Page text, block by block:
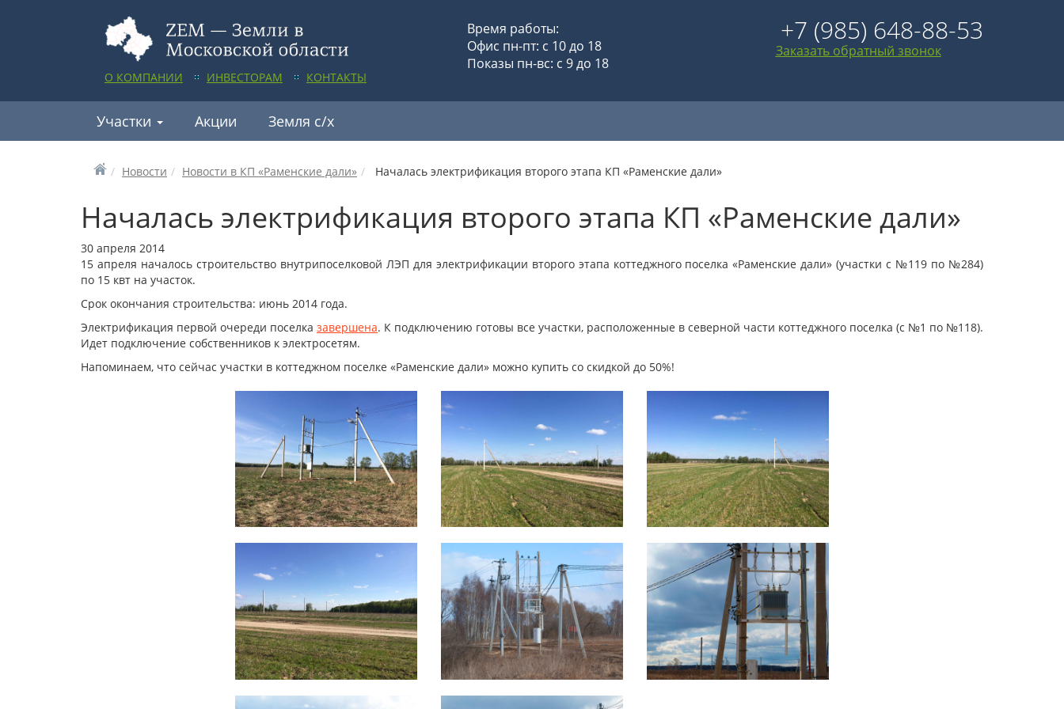
О КОМПАНИИ ИНВЕСТОРАМ КОНТАКТЫ
Время работы:
Офис пн-пт: с 10 до 18
Показы пн-вс: с 9 до 18
+7 (985) 648-88-53
Заказать обратный звонок
Участки Акции Земля с/х
Новости Новости в КП «Раменские дали» Началась электрификация второго этапа КП «Раменские дали»
Началась электрификация второго этапа КП «Раменские дали»
30 апреля 2014
15 апреля началось строительство внутрипоселковой ЛЭП для электрификации второго этапа коттеджного поселка «Раменские дали» (участки с №119 по №284)
по 15 квт на участок.
Срок окончания строительства: июнь 2014 года.
Электрификация первой очереди поселка завершена. К подключению готовы все участки, расположенные в северной части коттеджного поселка (с №1 по №118).
Идет подключение собственников к электросетям.
Напоминаем, что сейчас участки в коттеджном поселке «Раменские дали» можно купить со скидкой до 50%!